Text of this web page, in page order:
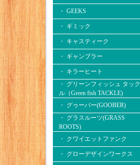
・ GEEKS
・ ギミック
・ キャスティーク
・ ギャンブラー
・ キラーヒート
・ グリーンフィッシュ タック
ル（Green fish TACKLE)
・ グゥーバー(GOOBER)
・ グラスルーツ(GRASS
ROOTS)
・ クワイエットファンク
・ グローデザインワークス